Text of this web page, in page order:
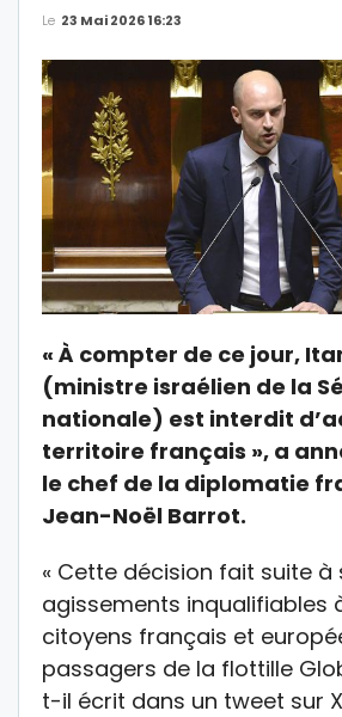
Le 23 Mai 2026 16:23
« À compter de ce jour,
(ministre israélien de la
nationale) est interdit
territoire français », a
le chef de la diplomatie
Jean-Noël Barrot.
« Cette décision fait suite à
agissements inqualifiables
citoyens français et
passagers de la flottille
t-il écrit dans un tweet sur